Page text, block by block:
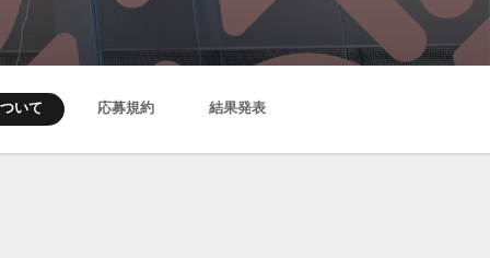
いて 応募規約 結果発表